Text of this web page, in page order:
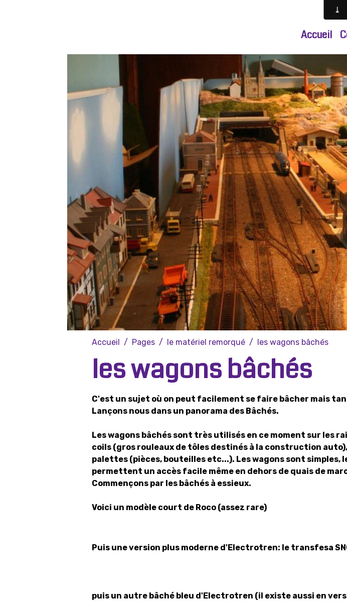
Accueil
Accueil Pages le matériel remorqué les wagons bâchés
les wagons bâchés
C'est un sujet où on peut facilement se faire bâcher mais
Lançons nous dans un panorama des Bâchés.
Les wagons bâchés sont très utilisés en ce moment sur les
coils (gros rouleaux de tôles destinés à la construction
palettes (pièces, bouteilles etc...). Les wagons sont simples,
permettent un accès facile même en dehors de quais de
Commençons par les bâchés à essieux.
Voici un modèle court de Roco (assez rare)
Puis une version plus moderne d'Electrotren: le transfesa
puis un autre bâché bleu d'Electrotren (il existe aussi en